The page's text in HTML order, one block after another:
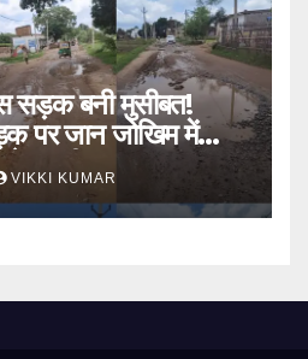
सड़क बनी मुसीबत!
पर जान जोखिम में
ग्रामीण
VIKKI KUMAR